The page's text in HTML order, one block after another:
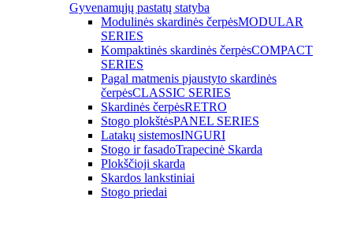
Gyvenamųjų pastatų statyba
Modulinės skardinės čerpėsMODULAR
SERIES
Kompaktinės skardinės čerpėsCOMPACT
SERIES
Pagal matmenis pjaustyto skardinės
čerpėsCLASSIC SERIES
Skardinės čerpėsRETRO
Stogo plokštėsPANEL SERIES
Latakų sistemosINGURI
Stogo ir fasadoTrapecinė Skarda
Plokščioji skarda
Skardos lankstiniai
Stogo priedai